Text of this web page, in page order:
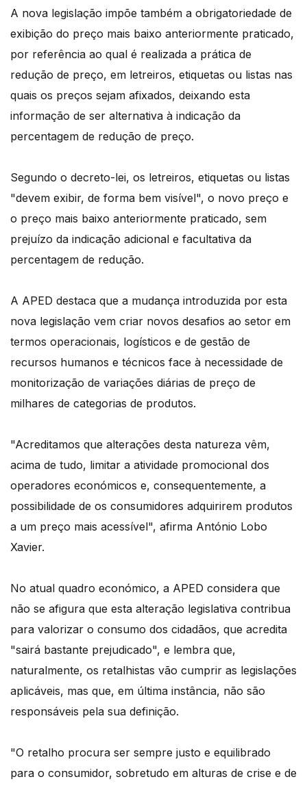
A nova legislação impõe também a obrigatoriedade de
exibição do preço mais baixo anteriormente praticado,
por referência ao qual é realizada a prática de
redução de preço, em letreiros, etiquetas ou listas nas
quais os preços sejam afixados, deixando esta
informação de ser alternativa à indicação da
percentagem de redução de preço.
Segundo o decreto-lei, os letreiros, etiquetas ou listas
"devem exibir, de forma bem visível", o novo preço e
o preço mais baixo anteriormente praticado, sem
prejuízo da indicação adicional e facultativa da
percentagem de redução.
A APED destaca que a mudança introduzida por esta
nova legislação vem criar novos desafios ao setor em
termos operacionais, logísticos e de gestão de
recursos humanos e técnicos face à necessidade de
monitorização de variações diárias de preço de
milhares de categorias de produtos.
"Acreditamos que alterações desta natureza vêm,
acima de tudo, limitar a atividade promocional dos
operadores económicos e, consequentemente, a
possibilidade de os consumidores adquirirem produtos
a um preço mais acessível", afirma António Lobo
Xavier.
No atual quadro económico, a APED considera que
não se afigura que esta alteração legislativa contribua
para valorizar o consumo dos cidadãos, que acredita
"sairá bastante prejudicado", e lembra que,
naturalmente, os retalhistas vão cumprir as legislações
aplicáveis, mas que, em última instância, não são
responsáveis pela sua definição.
"O retalho procura ser sempre justo e equilibrado
para o consumidor, sobretudo em alturas de crise e de